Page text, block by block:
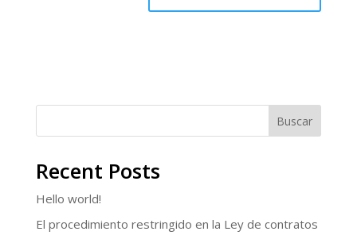
Buscar
Recent Posts
Hello world!
El procedimiento restringido en la Ley de contratos